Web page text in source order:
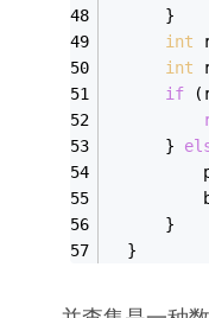
      }
int
int
if
      }
      }
  }